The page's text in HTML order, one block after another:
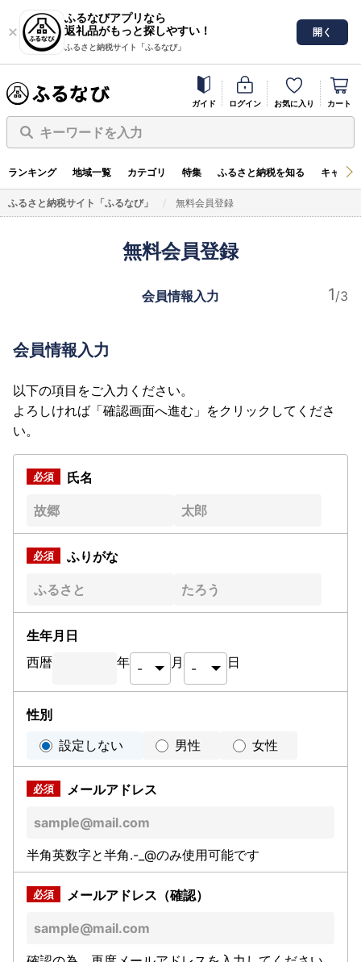
ふるなびアプリなら
返礼品がもっと探しやすい！
ふるさと納税サイト「ふるなび」
開く
ガイド ログイン お気に入り カート
キーワードを入力
ランキング 地域一覧 カテゴリ 特集 ふるさと納税を知る キャン
ふるさと納税サイト「ふるなび」 無料会員登録
無料会員登録
会員情報入力
会員情報入力
以下の項目をご入力ください。
よろしければ「確認画面へ進む」をクリックしてくださ
い。
氏名
ふりがな
生年月日
西暦
年 月 日
性別
設定しない
男性 女性
メールアドレス
半角英数字と半角.-_@のみ使用可能です
メールアドレス（確認）